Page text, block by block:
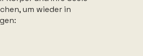
um wieder in